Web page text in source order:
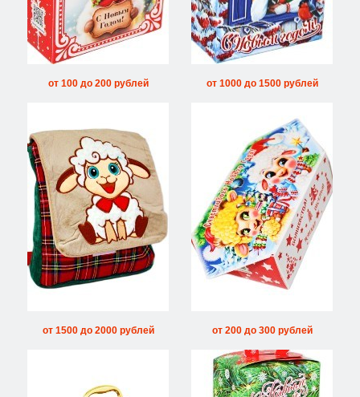
от 100 до 200 рублей от 1000 до 1500 рублей
от 1500 до 2000 рублей от 200 до 300 рублей